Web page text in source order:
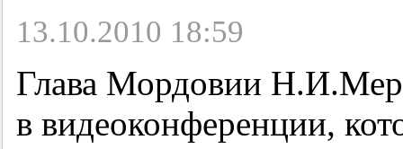
13.10.2010 18:59
Глава Мордовии
в видеоконференции,